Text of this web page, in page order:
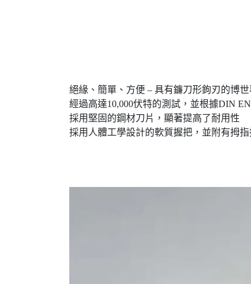
絕緣、簡單、方便 – 具有鐮刀形鉤刃的博
經過高達10,000伏特的測試，並根據DIN
採用堅固的鋼材刀片，顯著提高了耐用性
採用人體工學設計的軟質握把，並附有拇